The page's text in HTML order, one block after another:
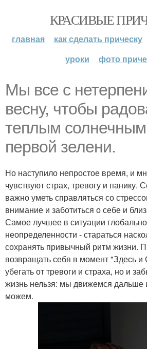
КРАСИВЫЕ
главная как сделать прическу
уроки
фото
Мы все с
весну, чтобы
теплым
первой зелени.
Но наступило непростое время, и
чувствуют страх, тревогу и панику.
важно уметь справляться со
внимание и заботиться о себе и
Самое лучшее в ситуации
неопределенности - стараться
сохранять привычный ритм жизни.
возвращать себя в момент "Здесь
убегать от тревоги и страха, но и
жизнь нельзя: мы движемся дальше
можем.